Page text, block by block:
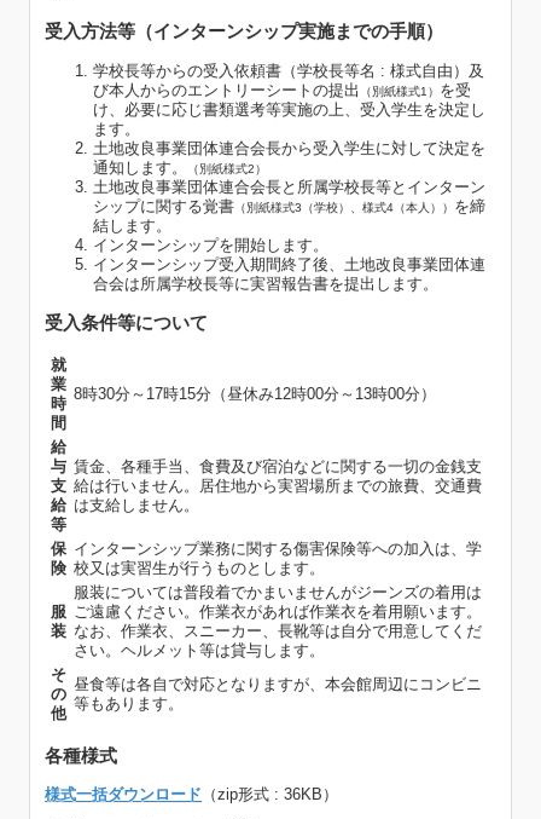
受入方法等（インターンシップ実施までの手順）
学校長等からの受入依頼書（学校長等名 : 様式自由）及
び本人からのエントリーシートの提出
（別紙様式1） を受
け、必要に応じ書類選考等実施の上、受入学生を決定し
ます。
土地改良事業団体連合会長から受入学生に対して決定を
通知します。
（別紙様式2）
土地改良事業団体連合会長と所属学校長等とインターン
シップに関する覚書 （別紙様式3（学校）、様式4（本人）） を締
結します。
インターンシップを開始します。
インターンシップ受入期間終了後、土地改良事業団体連
合会は所属学校長等に実習報告書を提出します。
受入条件等について
就
業
時
間
8時30分～17時15分（昼休み12時00分～13時00分）
給
与
支
給
等
賃金、各種手当、食費及び宿泊などに関する一切の金銭支
給は行いません。居住地から実習場所までの旅費、交通費
は支給しません。
保
険
インターンシップ業務に関する傷害保険等への加入は、学
校又は実習生が行うものとします。
服
装
服装については普段着でかまいませんがジーンズの着用は
ご遠慮ください。作業衣があれば作業衣を着用願います。
なお、作業衣、スニーカー、長靴等は自分で用意してくだ
さい。ヘルメット等は貸与します。
そ
の
他
昼食等は各自で対応となりますが、本会館周辺にコンビニ
等もあります。
各種様式
様式一括ダウンロード （zip形式 : 36KB）